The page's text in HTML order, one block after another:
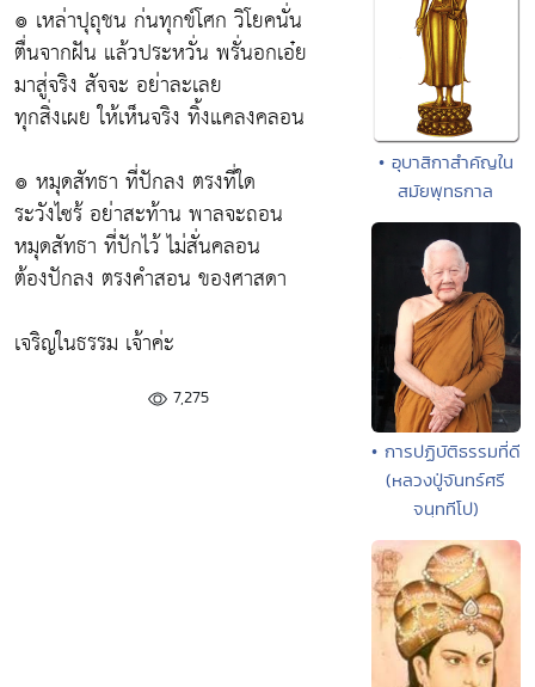
๏ เหล่าปุถุชน ก่นทุกข์โศก วิโยคนั่น
ตื่นจากฝัน แล้วประหวั่น พรั่นอกเอ๋ย
มาสู่จริง สัจจะ อย่าละเลย
ทุกสิ่งเผย ให้เห็นจริง ทิ้งแคลงคลอน
๏ หมุดสัทธา ที่ปักลง ตรงที่ใด
ระวังไซร้ อย่าสะท้าน พาลจะถอน
หมุดสัทธา ที่ปักไว้ ไม่สั่นคลอน
ต้องปักลง ตรงคำสอน ของศาสดา
เจริญในธรรม เจ้าค่ะ
7,275
• อุบาสิกาสำคัญใน
สมัยพุทธกาล
• การปฏิบัติธรรมที่ดี
(หลวงปู่จันทร์ศรี
จนฺททีโป)